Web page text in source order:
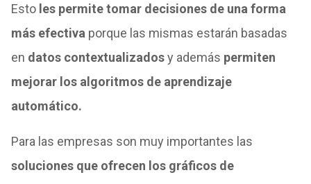
Esto les permite tomar decisiones de una forma
más efectivaporque las mismas estarán basadas
en datos contextualizadosy además permiten
mejorar los algoritmos de aprendizaje
automático.
Para las empresas son muy importantes las
soluciones que ofrecen los gráficos de